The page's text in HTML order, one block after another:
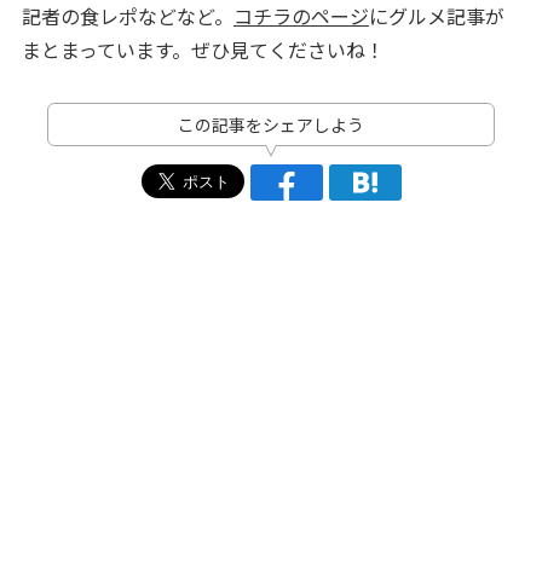
記者の食レポなどなど。 コチラのページにグルメ記事が
まとまっています。ぜひ見てくださいね！
この記事をシェアしよう